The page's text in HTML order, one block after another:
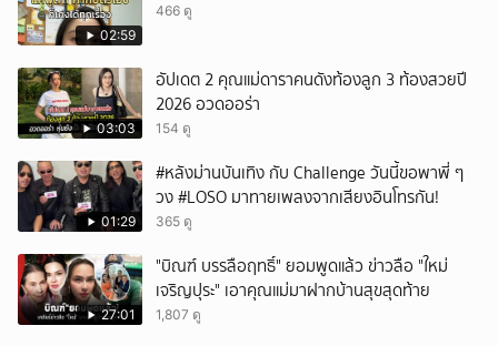
02:59
466 ดู
03:03
อัปเดต 2 คุณแม่ดาราคนดังท้องลูก 3 ท้องสวยปี
2026 อวดออร่า
154 ดู
01:29
#หลังม่านบันเทิง กับ Challenge วันนี้ขอพาพี่ ๆ
วง #LOSO มาทายเพลงจากเสียงอินโทรกัน!
365 ดู
27:01
"บิณฑ์ บรรลือฤทธิ์" ยอมพูดแล้ว ข่าวลือ "ใหม่
เจริญปุระ" เอาคุณแม่มาฝากบ้านสุขสุดท้าย
1,807 ดู